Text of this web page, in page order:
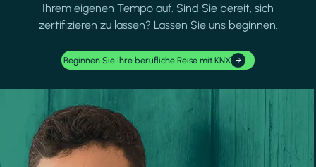
Ihrem eigenen Tempo auf. Sind Sie bereit, sich
zertifizieren zu lassen? Lassen Sie uns beginnen.
Beginnen Sie Ihre berufliche Reise mit KNX